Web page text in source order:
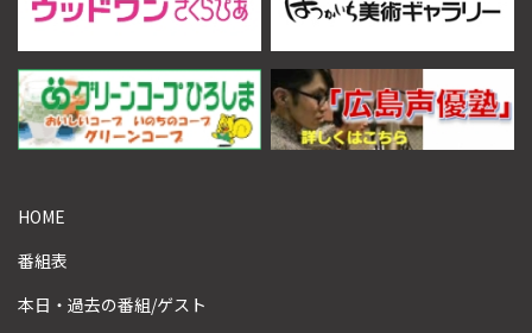
HOME
番組表
本日・過去の番組/ゲスト